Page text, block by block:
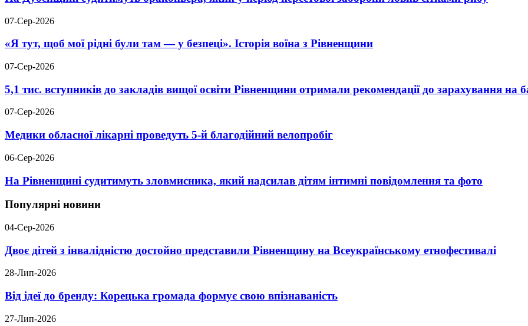
07-Сер-2026
«Я тут, щоб мої рідні були там — у безпеці». Історія воїна з Рівненщини
07-Сер-2026
5,1 тис. вступників до закладів вищої освіти Рівненщини отримали рекомендації до зарахування на
07-Сер-2026
Медики обласної лікарні проведуть 5-й благодійний велопробіг
06-Сер-2026
На Рівненщині судитимуть зловмисника, який надсилав дітям інтимні повідомлення та фото
Популярні новини
04-Сер-2026
Двоє дітей з інвалідністю достойно представили Рівненщину на Всеукраїнському етнофестивалі
28-Лип-2026
Від ідеї до бренду: Корецька громада формує свою впізнаваність
27-Лип-2026